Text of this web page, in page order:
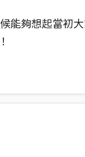
能夠想起當初